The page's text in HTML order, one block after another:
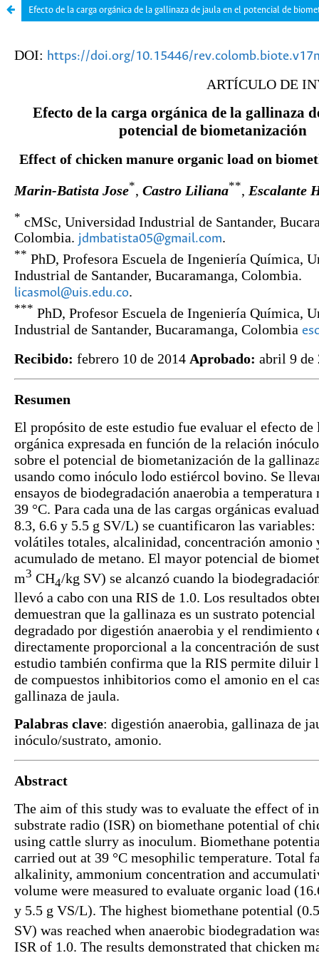
Efecto de la carga orgánica de la gallinaza de jaula en el potencial de